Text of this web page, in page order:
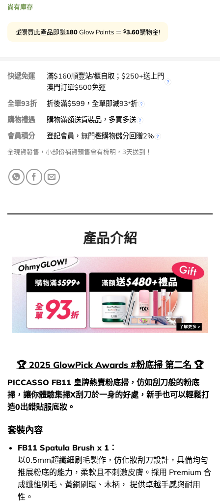
尚有庫存
💰購買此產品即賺180Glow Points ＝ $3.60購物金!
快遞免運
滿$160順豐站/櫃自取；$250+送上門
澳門訂單$500免運
全單93折
折後滿$599，全單即減93*折
購物禮遇
購物滿額送貨裝品，多買多送
會員積分
登記會員，無門檻購物儲分回贈2%
全現貨發售，小部份補貨預售會有標明，3天送到！
產品介紹
🏆 2025 GlowPick Awards #粉底掃 第二名 🏆
PICCASSO FB11 皇牌熱賣粉底掃，仿如刮刀般的粉底
掃，讓你體驗集掃X刮刀於一身的好處，新手也可以輕鬆打
造0出錯貼服底妝。
套裝內容
FB11 Spatula Brush x 1：
以0.5mm超纖細刷毛製作，仿化妝刮刀設計，具備均勻
推展粉底的能力，柔軟且不刺激皮膚。採用 Premium 合
成纖維刷毛、黃銅刷環、木柄， 提供卓越手感與耐用
性。